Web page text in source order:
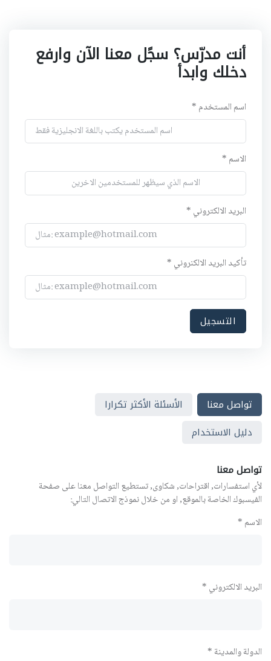
أنت مدرّس؟ سجًل معنا الآن وارفع
دخلك وابدأ
اسم المستخدم *
الاسم *
البريد الالكتروني *
تأكيد البريد الالكنروني *
تواصل معنا
الأسئلة الأكثر تكرارا
دليل الاستخدام
تواصل معنا
لأي استفسارات, اقتراحات, شكاوى, تستطيع التواصل معنا على صفحة
الفيسبوك الخاصة بالموقع, او من خلال نموذج الاتصال التالي:
الاسم *
البريد الالكتروني *
الدولة والمدينة *